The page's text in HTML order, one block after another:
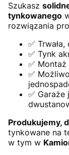
Szukasz
tynkowanego
rozwiązania
✅
✅ Tynk
✅
✅
✅
Produkujemy,
tynkowane na
w tym w